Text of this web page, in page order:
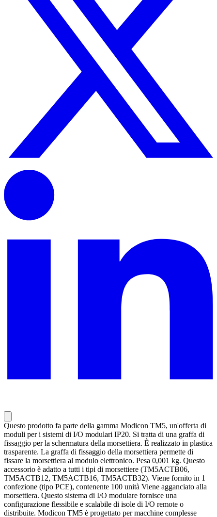
Questo prodotto fa parte della gamma Modicon TM5, un'offerta di
moduli per i sistemi di I/O modulari IP20. Si tratta di una graffa di
fissaggio per la schermatura della morsettiera. È realizzato in plastica
trasparente. La graffa di fissaggio della morsettiera permette di
fissare la morsettiera al modulo elettronico. Pesa 0,001 kg. Questo
accessorio è adatto a tutti i tipi di morsettiere (TM5ACTB06,
TM5ACTB12, TM5ACTB16, TM5ACTB32). Viene fornito in 1
confezione (tipo PCE), contenente 100 unità Viene agganciato alla
morsettiera. Questo sistema di I/O modulare fornisce una
configurazione flessibile e scalabile di isole di I/O remote o
distribuite. Modicon TM5 è progettato per macchine complesse